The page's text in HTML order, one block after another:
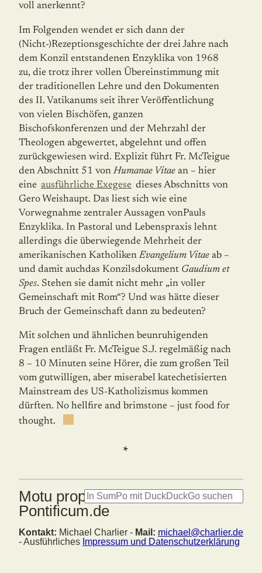
voll anerkennt?
Im Folgenden wendet er sich dann der
(Nicht-)Rezeptionsgeschichte der drei Jahre nach
dem Konzil entstandenen Enzyklika von 1968
zu, die trotz ihrer vollen Übereinstimmung mit
der traditionellen Lehre und den Dokumenten
des II. Vatikanums seit ihrer Veröffentlichung
von vielen Bischöfen, ganzen
Bischofskonferenzen und der Mehrzahl der
Theologen abgewertet, abgelehnt und offen
zurückgewiesen wird. Explizit führt Fr. McTeigue
den Abschnitt 51 von Humanae Vitae an – hier
eine ausführliche Exegese dieses Abschnitts von
Gero Weishaupt. Das liest sich wie eine
Vorwegnahme zentraler Aussagen vonPauls
Enzyklika. In Pastoral und Lebenspraxis lehnt
allerdings die überwiegende Mehr­heit der
amerikanischen Katholiken Evangelium Vitae ab –
und damit auchdas Konzilsdokument Gaudium et
Spes. Stehen sie damit nicht mehr „in voller
Gemeinschaft mit Rom“? Und was hätte dieser
Bruch der Gemeinschaft dann zu bedeuten?
Mit solchen und ähnlichen beunruhigenden
Fragen entläßt Fr. McTeigue S.J. regelmäßig nach
8 – 10 Minuten seine Hörer, die zum großen Teil
vom gutwilligen, aber miserabel katechetisierten
Mainstream des US-Katholizismus kommen
dürften. No hellfire and brimstone – just food for
thought.
*
Motu proprio: Summorum
Pontificum.de
Kontakt: Michael Charlier - Mail: michael@charlier.de
- Ausführliches Impressum und Datenschutzerklärung